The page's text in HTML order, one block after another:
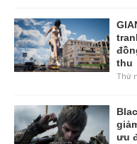
thu
Thứ
ưu